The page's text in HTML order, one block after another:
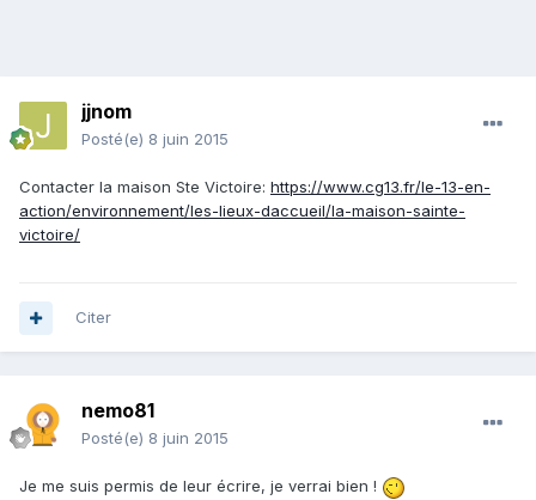
jjnom
Posté(e) 8 juin 2015
Contacter la maison Ste Victoire: https://www.cg13.fr/le-13-en-
action/environnement/les-lieux-daccueil/la-maison-sainte-
victoire/
Citer
nemo81
Posté(e) 8 juin 2015
Je me suis permis de leur écrire, je verrai bien !